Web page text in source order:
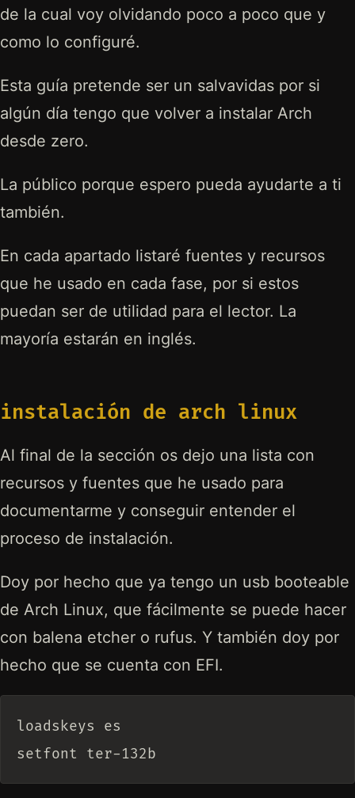
de la cual voy olvidando poco a poco que y
como lo configuré.
Esta guía pretende ser un salvavidas por si
algún día tengo que volver a instalar Arch
desde zero.
La público porque espero pueda ayudarte a ti
también.
En cada apartado listaré fuentes y recursos
que he usado en cada fase, por si estos
puedan ser de utilidad para el lector. La
mayoría estarán en inglés.
instalación de arch linux
Al final de la sección os dejo una lista con
recursos y fuentes que he usado para
documentarme y conseguir entender el
proceso de instalación.
Doy por hecho que ya tengo un usb booteable
de Arch Linux, que fácilmente se puede hacer
con balena etcher o rufus. Y también doy por
hecho que se cuenta con EFI.
loadskeys es